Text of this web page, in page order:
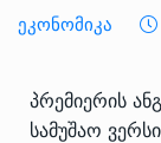
Ეკონომიკა
პრემიერის
სამუშაო